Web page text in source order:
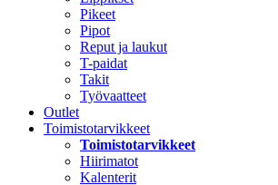
Pikeet
Pipot
Reput ja laukut
T-paidat
Takit
Työvaatteet
Outlet
Toimistotarvikkeet
Toimistotarvikkeet
Hiirimatot
Kalenterit